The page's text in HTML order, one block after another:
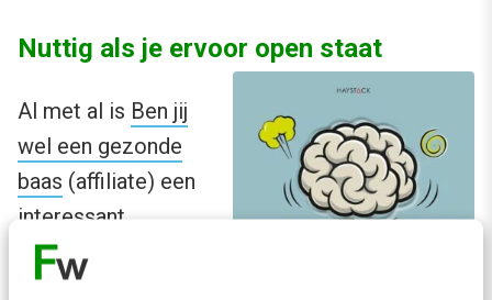
Nuttig als je ervoor open staat
Al met al is Ben jij
wel een gezonde
baas (affiliate) een
interessant
leiderschapsboek
omdat het niet